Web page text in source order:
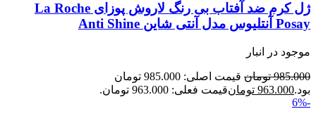
ژل کرم ضد آفتاب بی رنگ لاروش پوزای La Roche
Posay آنتلیوس مدل آنتی شاین Anti Shine
موجود در انبار
985.000 تومان
قیمت اصلی: 985.000 تومان
بود.963.000 تومانقیمت فعلی: 963.000 تومان.
-6%